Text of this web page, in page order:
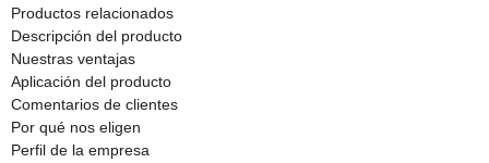
Productos relacionados
Descripción del producto
Nuestras ventajas
Aplicación del producto
Comentarios de clientes
Por qué nos eligen
Perfil de la empresa